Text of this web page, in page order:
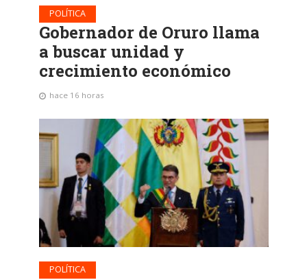
POLÍTICA
Gobernador de Oruro llama
a buscar unidad y
crecimiento económico
hace 16 horas
POLÍTICA